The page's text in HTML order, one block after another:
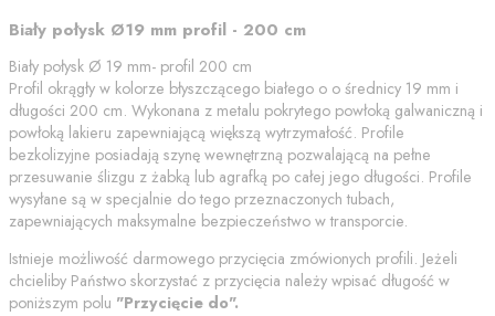
Biały połysk Ø19 mm profil - 200 cm
Biały połysk Ø 19 mm- profil 200 cm
Profil okrągły w kolorze błyszczącego białego o o średnicy 19 mm i
długości 200 cm. Wykonana z metalu pokrytego powłoką galwaniczną i
powłoką lakieru zapewniającą większą wytrzymałość. Profile
bezkolizyjne posiadają szynę wewnętrzną pozwalającą na pełne
przesuwanie ślizgu z żabką lub agrafką po całej jego długości. Profile
wysyłane są w specjalnie do tego przeznaczonych tubach,
zapewniających maksymalne bezpieczeństwo w transporcie.
Istnieje możliwość darmowego przycięcia zmówionych profili. Jeżeli
chcieliby Państwo skorzystać z przycięcia należy wpisać długość w
poniższym polu "Przycięcie do".